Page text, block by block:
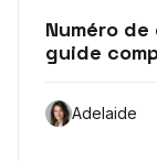
Numéro
guide
Adelaide